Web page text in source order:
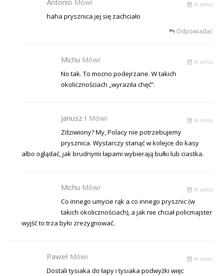
% temu
haha prysznica jej się zachciało
Odpowiadać
Michu Mówi % temu
No tak. To mocno podejrzane. W takich
okolicznościach „wyraziła chęć”.
Janusz I Mówi % temu
Zdziwiony? My, Polacy nie potrzebujemy
prysznica. Wystarczy stanąć w kolejce do kasy
albo oglądać, jak brudnymi łapami wybierają bułki lub ciastka.
Michu Mówi % temu
Co innego umycie rąk a co innego prysznic (w
takich okolicznościach), a jak nie chciał policmajster
wyjść to trza było zrezygnować.
Paweł Mówi % temu
Dostali tysiaka do łapy i tysiaka podwyżki więc